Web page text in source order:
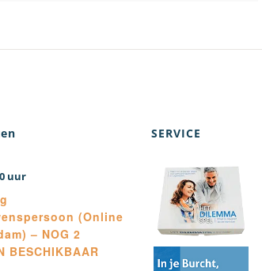
(Online
– NOG 2
BESCHIKBAAR
SERVICE